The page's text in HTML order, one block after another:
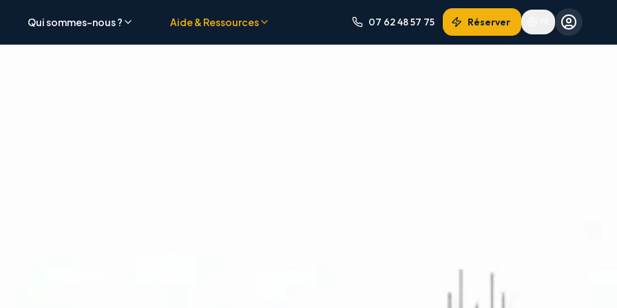
Qui sommes-nous ? Aide & Ressources 07 62 48 57 75 Réserver